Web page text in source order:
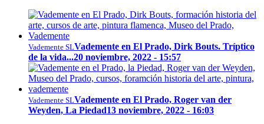
Vademente SLVademente en El Prado, Dirk Bouts. Tríptico
de la vida...20 noviembre, 2022 - 15:57
Vademente SLVademente en El Prado, Roger van der
Weyden, La Piedad13 noviembre, 2022 - 16:03